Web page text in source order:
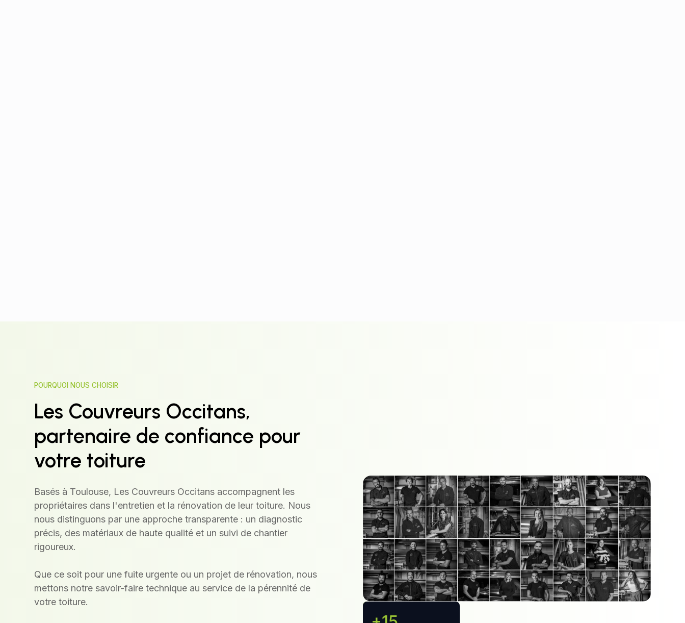
POURQUOI NOUS CHOISIR
Les Couvreurs Occitans,
partenaire de confiance pour
votre toiture
Basés à Toulouse, Les Couvreurs Occitans accompagnent les
propriétaires dans l'entretien et la rénovation de leur toiture. Nous
nous distinguons par une approche transparente : un diagnostic
précis, des matériaux de haute qualité et un suivi de chantier
rigoureux.
Que ce soit pour une fuite urgente ou un projet de rénovation, nous
mettons notre savoir-faire technique au service de la pérennité de
votre toiture.